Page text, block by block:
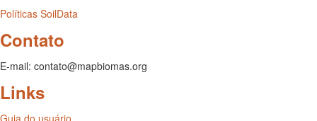
Políticas SoilData
Contato
E-mail: contato@mapbiomas.org
Links
Guia do usuário